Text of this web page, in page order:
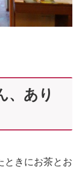
、あり
ときにお茶とお